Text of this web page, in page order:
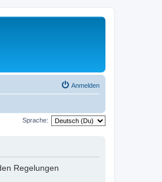
Anmelden
Sprache:
Regelungen